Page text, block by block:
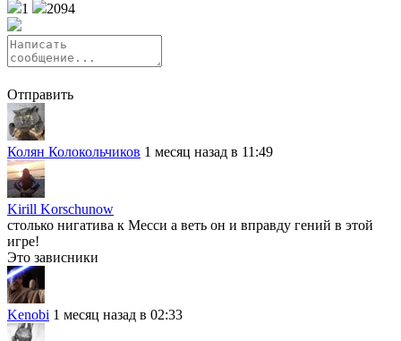
1
2094
Отправить
Колян Колокольчиков 1 месяц назад в 11:49
Kirill Korschunow
столько нигатива к Месси а веть он и вправду гений в этой
игре!
Это зависники
Kenobi 1 месяц назад в 02:33